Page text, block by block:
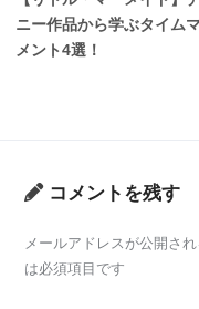
ニー作品から学ぶタイム
メント4選！
コメントを残す
メールアドレスが公開さ
は必須項目です